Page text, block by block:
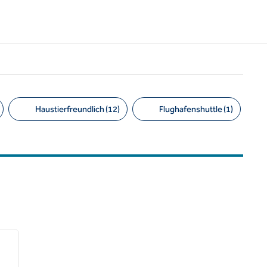
Haustierfreundlich (12) Flughafenshuttle (1)
nächstes Bild